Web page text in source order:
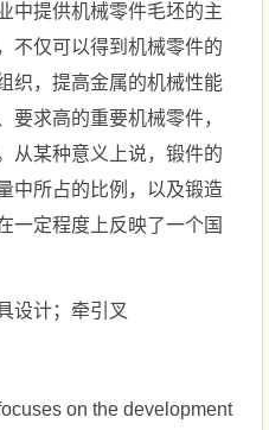
中提供机械零件毛坯的主
不仅可以得到机械零件的
织，提高金属的机械性能
要求高的重要机械零件，
从某种意义上说，锻件的
中所占的比例，以及锻造
一定程度上反映了一个国
设计；牵引叉
on the development